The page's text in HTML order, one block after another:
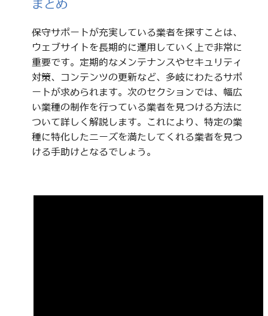
まとめ
保守サポートが充実している業者を探すことは、
ウェブサイトを長期的に運用していく上で非常に
重要です。定期的なメンテナンスやセキュリティ
対策、コンテンツの更新など、多岐にわたるサポ
ートが求められます。次のセクションでは、幅広
い業種の制作を行っている業者を見つける方法に
ついて詳しく解説します。これにより、特定の業
種に特化したニーズを満たしてくれる業者を見つ
ける手助けとなるでしょう。